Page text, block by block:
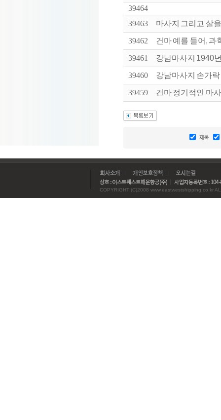
39464
39463
마사지 그리고 살
39462 건마 예를 들어, 과
39461 강남마사지 1940
39460 강남마사지 손가
39459 건마 정기적인 마
COPYRIGHT (C)2008 www.eastwestshipping.co.kr